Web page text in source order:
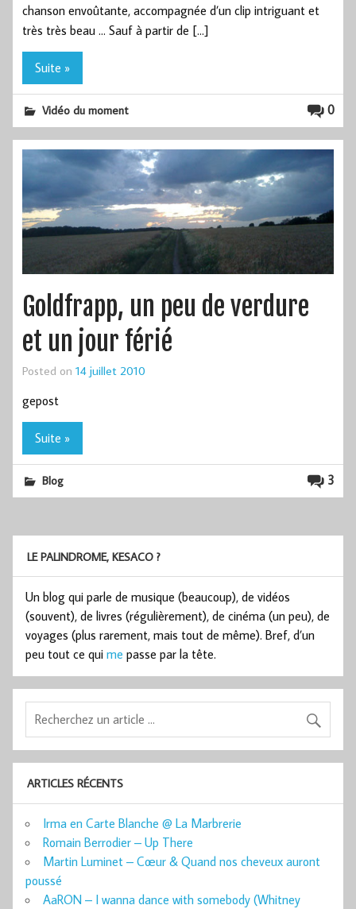
chanson envoûtante, accompagnée d’un clip intriguant et
très très beau … Sauf à partir de […]
Suite »
0
Vidéo du moment
Goldfrapp, un peu de verdure
et un jour férié
Posted on 14 juillet 2010
gepost
Suite »
3
Blog
LE PALINDROME, KESACO ?
Un blog qui parle de musique (beaucoup), de vidéos
(souvent), de livres (régulièrement), de cinéma (un peu), de
voyages (plus rarement, mais tout de même). Bref, d’un
peu tout ce qui me passe par la tête.
ARTICLES RÉCENTS
Irma en Carte Blanche @ La Marbrerie
Romain Berrodier – Up There
Martin Luminet – Cœur & Quand nos cheveux auront
poussé
AaRON – I wanna dance with somebody (Whitney